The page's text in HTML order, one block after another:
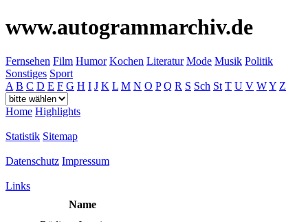
www.autogrammarchiv.de
Fernsehen Film Humor Kochen Literatur Mode Musik Politik
Sonstiges Sport
A B C D E F G H I J K L M N O P Q R S Sch St T U V WY Z
Home Highlights
Statistik Sitemap
Datenschutz Impressum
Links
Name